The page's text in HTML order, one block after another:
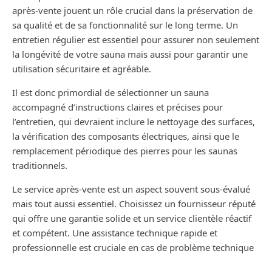
après-vente jouent un rôle crucial dans la préservation de
sa qualité et de sa fonctionnalité sur le long terme. Un
entretien régulier est essentiel pour assurer non seulement
la longévité de votre sauna mais aussi pour garantir une
utilisation sécuritaire et agréable.
Il est donc primordial de sélectionner un sauna
accompagné d’instructions claires et précises pour
l’entretien, qui devraient inclure le nettoyage des surfaces,
la vérification des composants électriques, ainsi que le
remplacement périodique des pierres pour les saunas
traditionnels.
Le service après-vente est un aspect souvent sous-évalué
mais tout aussi essentiel. Choisissez un fournisseur réputé
qui offre une garantie solide et un service clientèle réactif
et compétent. Une assistance technique rapide et
professionnelle est cruciale en cas de problème technique